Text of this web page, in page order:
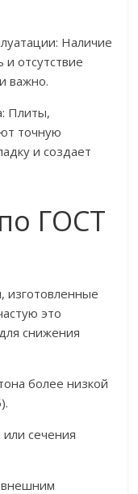
Наличие
отсутствие
важно.
Плиты,
точную
и создает
ГОСТ
изготовленные
это
снижения
более низкой
сечения
внешним